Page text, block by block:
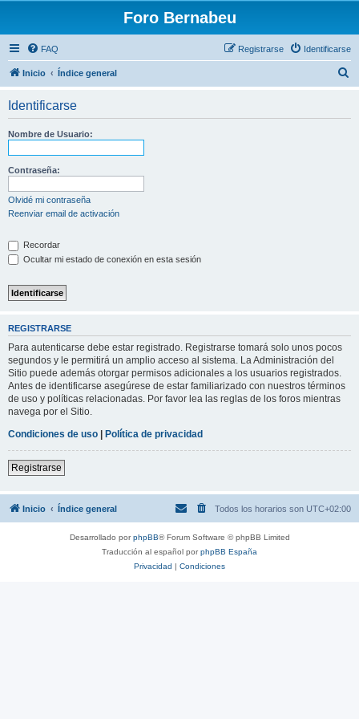
Foro Bernabeu
FAQ Identificarse
Registrarse
Inicio Índice general
Identificarse
Nombre de Usuario:
Contraseña:
Olvidé mi contraseña
Reenviar email de activación
Recordar
Ocultar mi estado de conexión en esta sesión
REGISTRARSE
Para autenticarse debe estar registrado. Registrarse tomará solo unos pocos
segundos y le permitirá un amplio acceso al sistema. La Administración del
Sitio puede además otorgar permisos adicionales a los usuarios registrados.
Antes de identificarse asegúrese de estar familiarizado con nuestros términos
de uso y políticas relacionadas. Por favor lea las reglas de los foros mientras
navega por el Sitio.
Condiciones de uso | Política de privacidad
Registrarse
Inicio Índice general Todos los horarios son UTC+02:00
Desarrollado porphpBB® Forum Software © phpBB Limited
Traducción al español porphpBB España
Privacidad | Condiciones